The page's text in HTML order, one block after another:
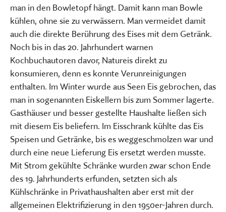
man in den Bowletopf hängt. Damit kann man Bowle
kühlen, ohne sie zu verwässern. Man vermeidet damit
auch die direkte Berührung des Eises mit dem Getränk.
Noch bis in das 20. Jahrhundert warnen
Kochbuchautoren davor, Natureis direkt zu
konsumieren, denn es konnte Verunreinigungen
enthalten. Im Winter wurde aus Seen Eis gebrochen, das
man in sogenannten Eiskellern bis zum Sommer lagerte.
Gasthäuser und besser gestellte Haushalte ließen sich
mit diesem Eis beliefern. Im Eisschrank kühlte das Eis
Speisen und Getränke, bis es weggeschmolzen war und
durch eine neue Lieferung Eis ersetzt werden musste.
Mit Strom gekühlte Schränke wurden zwar schon Ende
des 19. Jahrhunderts erfunden, setzten sich als
Kühlschränke in Privathaushalten aber erst mit der
allgemeinen Elektrifizierung in den 1950er-Jahren durch.